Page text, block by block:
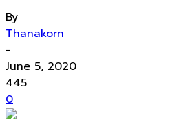
By
Thanakorn
-
June 5, 2020
445
0